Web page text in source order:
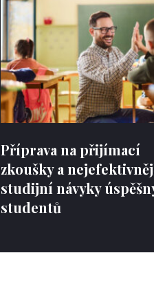
Příprava na přijímací
zkoušky a
studijní návyky
studentů